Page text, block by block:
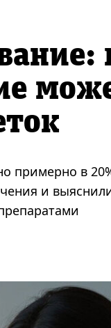
примерно в
и